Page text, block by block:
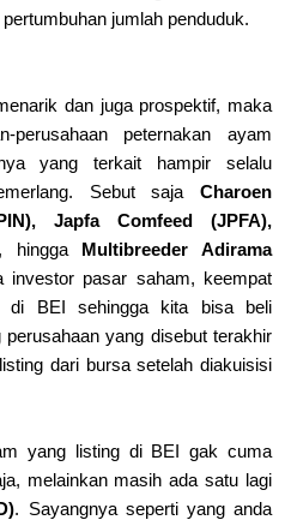
jumlah penduduk.
dan juga prospektif, maka
peternakan ayam
yang terkait hampir selalu
Sebut saja Charoen
Japfa Comfeed (JPFA),
, hingga Multibreeder Adirama
investor pasar saham, keempat
di BEI sehingga kita bisa beli
yang disebut terakhir
dari bursa setelah diakuisisi
yang listing di BEI gak cuma
melainkan masih ada satu lagi
. Sayangnya seperti yang anda